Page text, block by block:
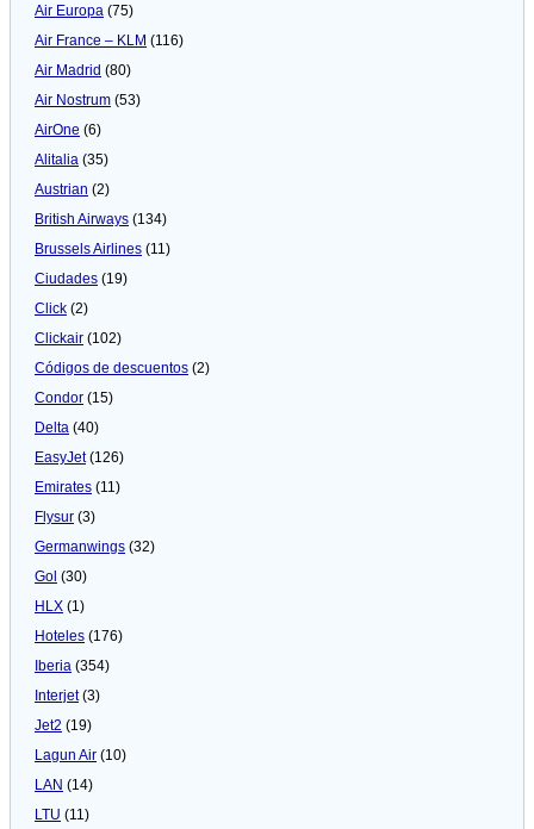
Air Europa (75)
Air France – KLM (116)
Air Madrid (80)
Air Nostrum (53)
AirOne (6)
Alitalia (35)
Austrian (2)
British Airways (134)
Brussels Airlines (11)
Ciudades (19)
Click (2)
Clickair (102)
Códigos de descuentos (2)
Condor (15)
Delta (40)
EasyJet(126)
Emirates (11)
Flysur (3)
Germanwings (32)
Gol (30)
HLX (1)
Hoteles (176)
Iberia (354)
Interjet(3)
Jet2 (19)
Lagun Air (10)
LAN (14)
LTU (11)